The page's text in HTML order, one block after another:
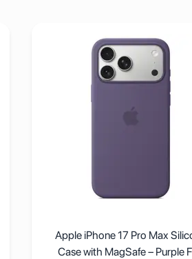
C Power AdapterPogledaj detalje Apple iPhone
Apple iPhone 17 Pro Max
Case with MagSafe – Purple